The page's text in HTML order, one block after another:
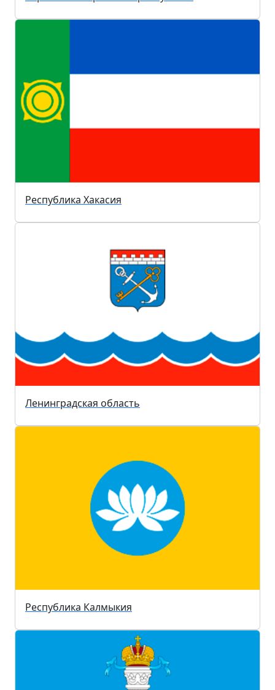
Республика Хакасия
Ленинградская область
Республика Калмыкия